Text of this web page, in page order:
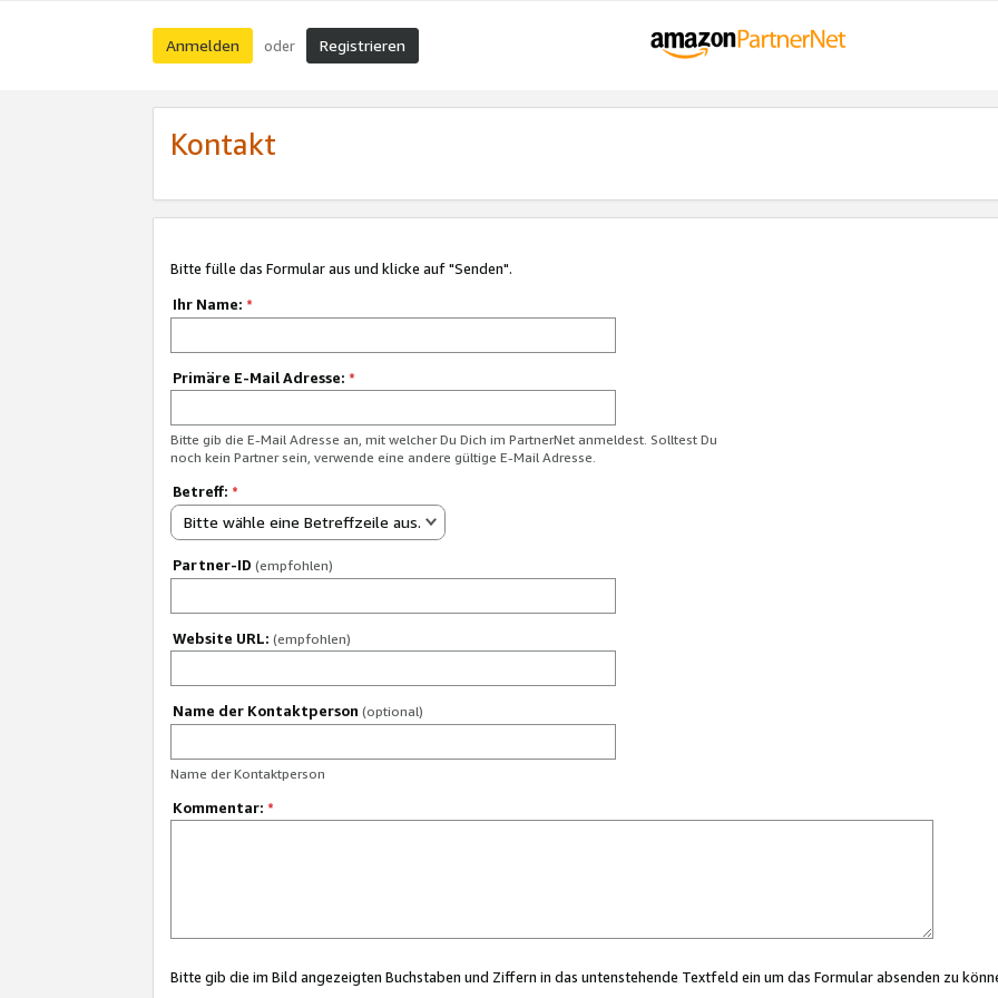
Anmelden oder Registrieren
Kontakt
Bitte fülle das Formular aus und klicke auf "Senden".
Ihr Name: *
Primäre E-Mail Adresse: *
Bitte gib die E-Mail Adresse an, mit welcher Du Dich im PartnerNet anmeldest. Solltest Du
noch kein Partner sein, verwende eine andere gültige E-Mail Adresse.
Betreff: *
Bitte wähle eine Betreffzeile aus.
Partner-ID (empfohlen)
Website URL: (empfohlen)
Name der Kontaktperson (optional)
Name der Kontaktperson
Kommentar: *
Bitte gib die im Bild angezeigten Buchstaben und Ziffern in das untenstehende Textfeld ein um das Formular absenden zu